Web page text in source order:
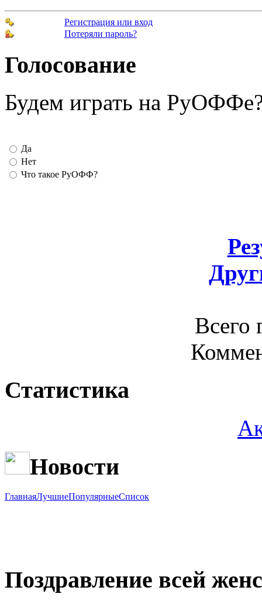
Регистрация или вход
Потеряли пароль?
Голосование
Будем играть на
Да
Нет
Что такое РуОФФ?
Всего
Статистика
Новости
ГлавнаяЛучшиеПопулярныеСписок
Поздравление всей